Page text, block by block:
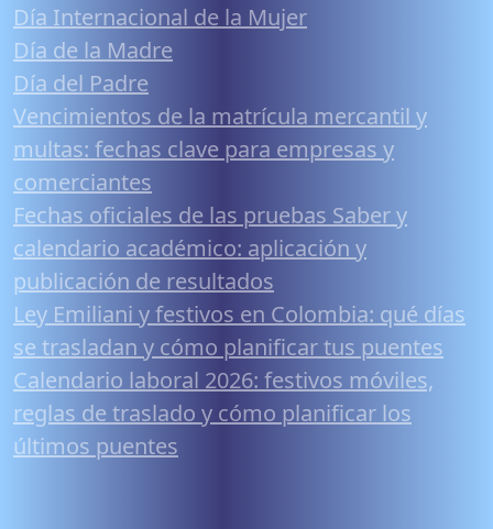
Día Internacional de la Mujer
Día de la Madre
Día del Padre
Vencimientos de la matrícula mercantil y
multas: fechas clave para empresas y
comerciantes
Fechas oficiales de las pruebas Saber y
calendario académico: aplicación y
publicación de resultados
Ley Emiliani y festivos en Colombia: qué días
se trasladan y cómo planificar tus puentes
Calendario laboral 2026: festivos móviles,
reglas de traslado y cómo planificar los
últimos puentes